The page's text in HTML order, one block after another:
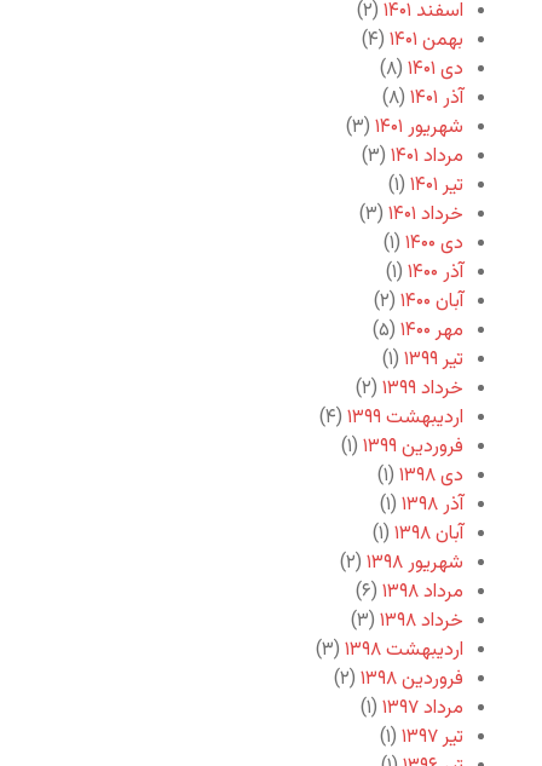
اسفند ۱۴۰۱
(۲)
بهمن ۱۴۰۱
(۴)
دی ۱۴۰۱
(۸)
آذر ۱۴۰۱
(۸)
شهریور ۱۴۰۱
(۳)
مرداد ۱۴۰۱
(۳)
تیر ۱۴۰۱
(۱)
خرداد ۱۴۰۱
(۳)
دی ۱۴۰۰
(۱)
آذر ۱۴۰۰
(۱)
آبان ۱۴۰۰
(۲)
مهر ۱۴۰۰
(۵)
تیر ۱۳۹۹
(۱)
خرداد ۱۳۹۹
(۲)
اردیبهشت ۱۳۹۹
(۴)
فروردین ۱۳۹۹
(۱)
دی ۱۳۹۸
(۱)
آذر ۱۳۹۸
(۱)
آبان ۱۳۹۸
(۱)
شهریور ۱۳۹۸
(۲)
مرداد ۱۳۹۸
(۶)
خرداد ۱۳۹۸
(۳)
اردیبهشت ۱۳۹۸
(۳)
فروردین ۱۳۹۸
(۲)
مرداد ۱۳۹۷
(۱)
تیر ۱۳۹۷
(۱)